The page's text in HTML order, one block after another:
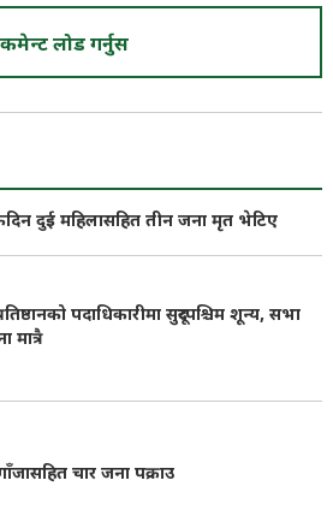
कमेन्ट लोड गर्नुस
दुई महिलासहित तीन जना मृत भेटिए
पदाधिकारीमा सुदूरपश्चिम शून्य, सभा
मात्रै
चार जना पक्राउ